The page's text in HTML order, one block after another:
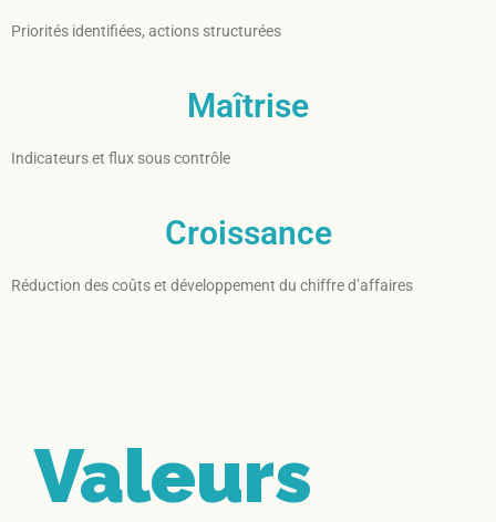
Priorités identifiées, actions structurées
Maîtrise
Indicateurs et flux sous contrôle
Croissance
Réduction des coûts et développement du chiffre d’affaires
Valeurs